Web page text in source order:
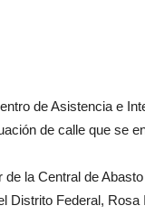
de Asistencia e
de calle que se
de la Central de
Distrito Federal,